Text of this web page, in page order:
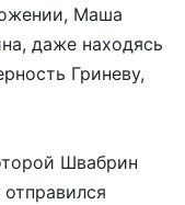
Маша
даже находясь
Гриневу,
Швабрин